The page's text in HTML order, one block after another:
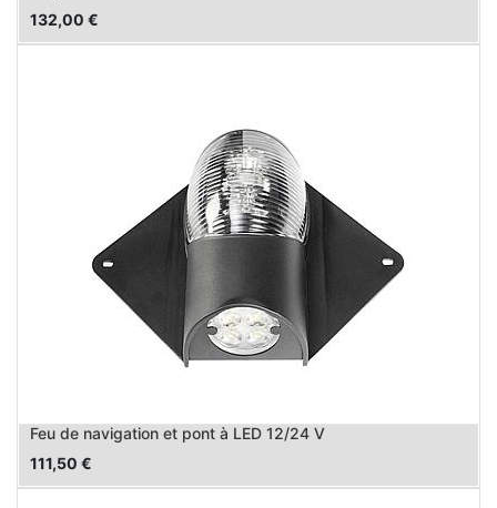
132,00 €
Feu de navigation et pont à LED 12/24 V
111,50 €